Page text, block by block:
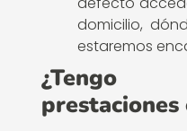
domicilio,
estaremos
¿Tengo
prestaciones